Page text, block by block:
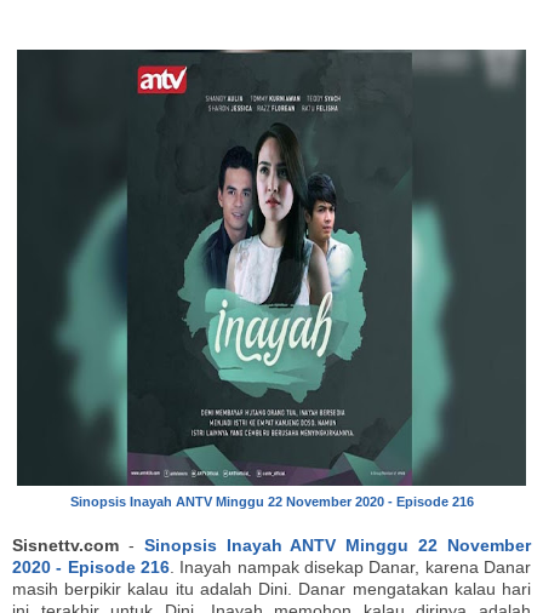
Sinopsis Inayah ANTV Minggu 22 November 2020 - Episode 216
Sisnettv.com - Sinopsis Inayah ANTV Minggu 22 November
2020 - Episode 216 . Inayah nampak disekap Danar, karena Danar
masih berpikir kalau itu adalah Dini. Danar mengatakan kalau hari